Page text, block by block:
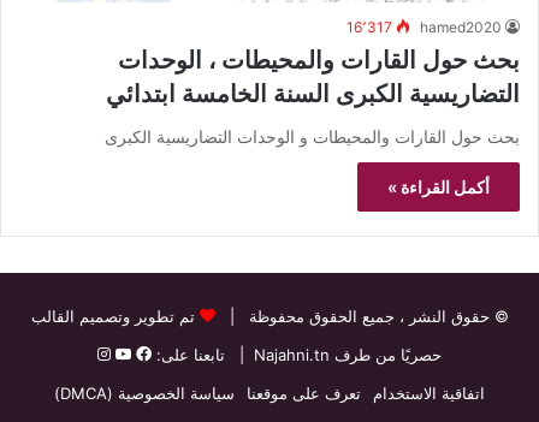
hamed2020 16٬317
بحث حول القارات والمحيطات ، الوحدات
التضاريسية الكبرى السنة الخامسة ابتدائي
بحث حول القارات والمحيطات و الوحدات التضاريسية الكبرى
أكمل القراءة »
© حقوق النشر ، جميع الحقوق محفوظة |
تم تطوير وتصميم القالب
حصريًا من طرف Najahni.tn | تابعنا على:
اتفاقية الاستخدام
تعرف على موقعنا
سياسة الخصوصية (DMCA)